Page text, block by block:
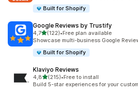
Built for Shopify
Google Reviews by Trustify
4,7de 5 estrelas
(122)
122 total de avaliações
•Free plan available
Showcase multi-business Google
Built for Shopify
Klaviyo Reviews
4,8de 5 estrelas
(215)
215 total de avaliações
•Free to install
Build 5-star experiences for your